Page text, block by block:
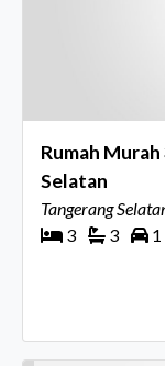
Rumah
Selatan
Tangerang
3
3 1